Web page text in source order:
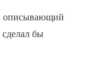
описывающий
бы